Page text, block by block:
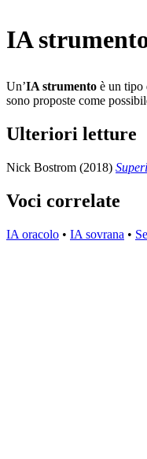
IA
Un’IA strumento è un tipo
sono proposte come
Ulteriori letture
Nick Bostrom (2018)
Voci correlate
IA oracolo • IA sovrana •